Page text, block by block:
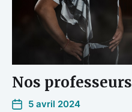
Nos professeurs
5 avril 2024